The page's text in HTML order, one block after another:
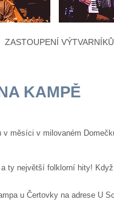
akce
KAMPĚ
měsíci v milovaném
ty největší folklorní hity!
u Čertovky na adrese U
ZASTOUPENÍ VÝTVARNÍKŮ